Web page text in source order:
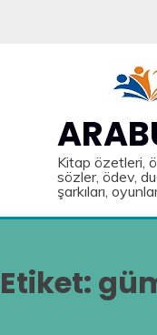
Kitap özetleri,
sözler, ödev,
şarkıları,
Etiket: